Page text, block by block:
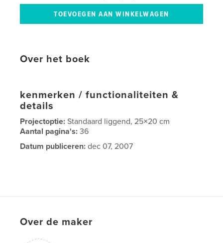
Over het boek
kenmerken / functionaliteiten &
details
Projectoptie:Standaard liggend, 25×20 cm
Aantal pagina's:36
Datum publiceren: dec 07, 2007
Over de maker